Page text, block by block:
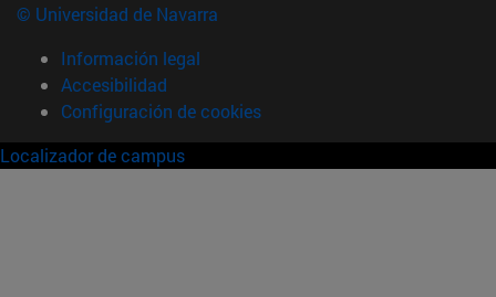
© Universidad de Navarra
Información legal
Accesibilidad
Configuración de cookies
Localizador de campus